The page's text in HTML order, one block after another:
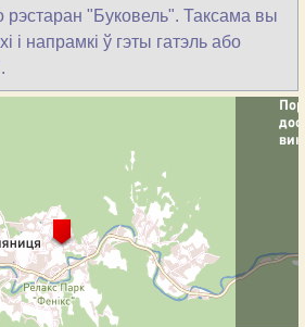
рэстаран "Буковель". Таксама вы
і напрамкі ў гэты гатэль або